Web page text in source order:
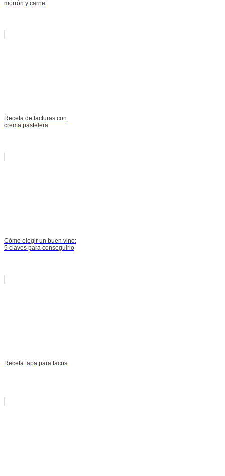
morrón y carne
Receta de facturas con
crema pastelera
Cómo elegir un buen vino:
5 claves para conseguirlo
Receta tapa para tacos